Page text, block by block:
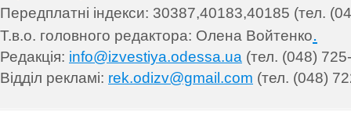
Передплатні індекси: 30387,40183,40185 (тел.
Т.в.о. головного редактора: Олена Войтенко.
Редакція: info@izvestiya.odessa.ua (тел. (048)
Відділ рекламі: rek.odizv@gmail.com (тел. (048)